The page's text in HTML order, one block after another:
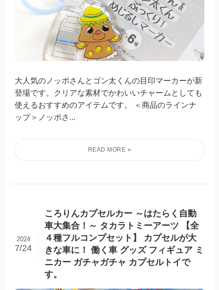
大人気のノッポさんとゴン太くんの目印マーカーが新
登場です。クリアな素材でかわいいチャームとしても
使えるおすすめのアイテムです。 ＜商品のラインナ
ップ＞ノッポさ...
ころりんカプセルカー ～はたらく自動
車大集合！～ タカラトミーアーツ 【全
４種フルコンプセット】 カプセルが大
きな車に！ 働く車 グッズ フィギュア ミ
ニカー ガチャガチャ カプセルトイで
す。
2024
7/24